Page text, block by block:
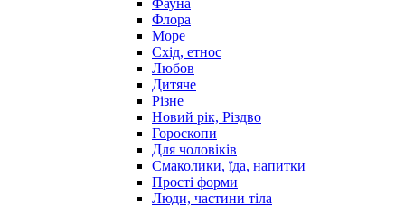
Флора
Море
Схід, етнос
Любов
Дитяче
Різне
Новий рік, Різдво
Гороскопи
Для чоловіків
Смаколики, їда, напитки
Прості форми
Люди, частини тіла